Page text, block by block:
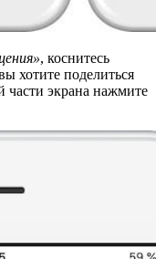
, коснитесь
хотите поделиться
части экрана нажмите